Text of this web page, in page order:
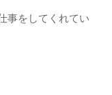
事をしてくれてい